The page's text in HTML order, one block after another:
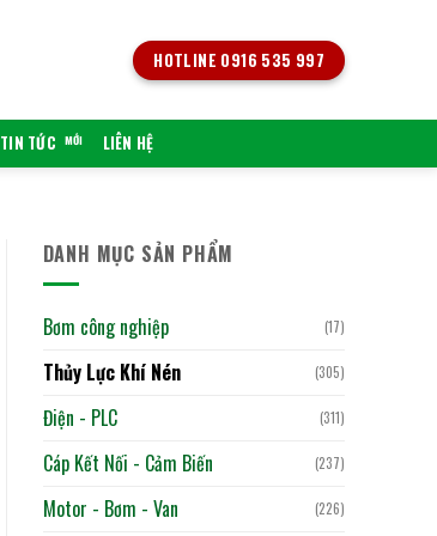
HOTLINE 0916 535 997
TIN TỨC LIÊN HỆ
DANH MỤC SẢN PHẨM
Bơm công nghiệp (17)
Thủy Lực Khí Nén (305)
Điện - PLC (311)
Cáp Kết Nối - Cảm Biến (237)
Motor - Bơm - Van (226)